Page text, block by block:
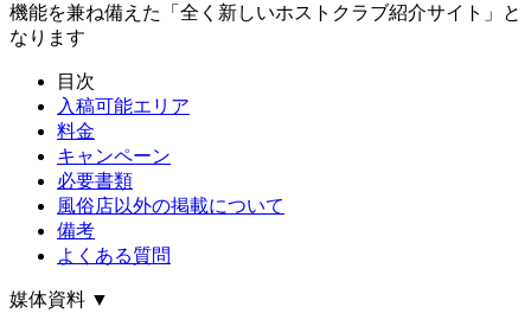
機能を兼ね備えた「全く新しいホストクラブ紹介サイト」と
なります
目次
入稿可能エリア
料金
キャンペーン
必要書類
風俗店以外の掲載について
備考
よくある質問
媒体資料 ▼